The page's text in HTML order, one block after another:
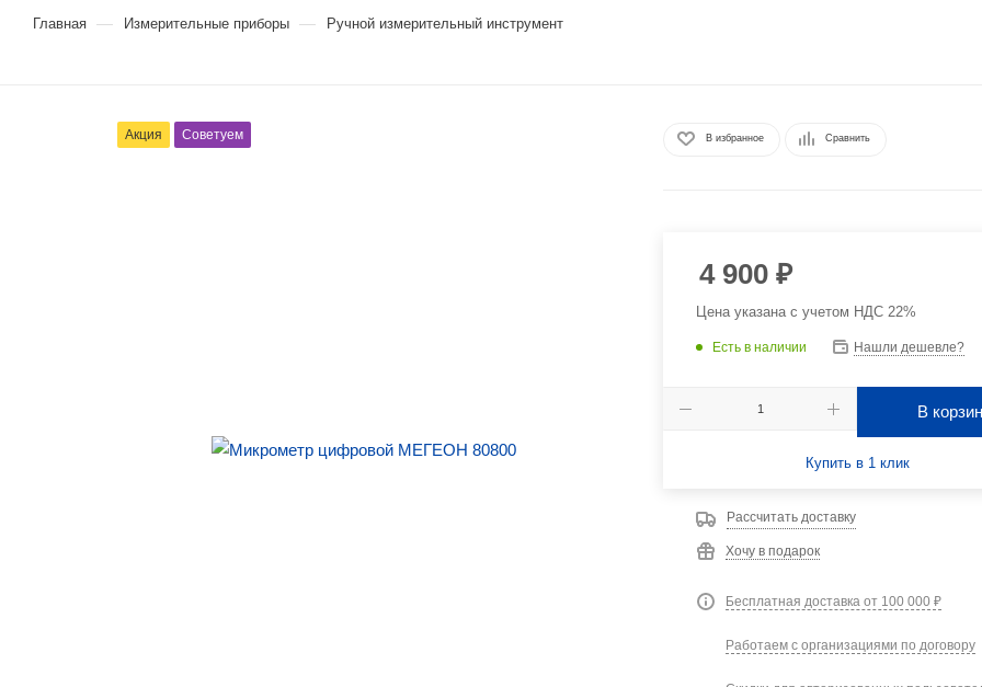
Главная — Измерительные приборы — Ручной измерительный инструмент
Акция Советуем В избранное Сравнить
4 900 ₽
Цена указана с учетом НДС 22%
Есть в наличии Нашли дешевле?
В
Купить в 1 клик
Рассчитать доставку
Хочу в подарок
Бесплатная доставка от 100 000 ₽
Работаем с организациями по договору